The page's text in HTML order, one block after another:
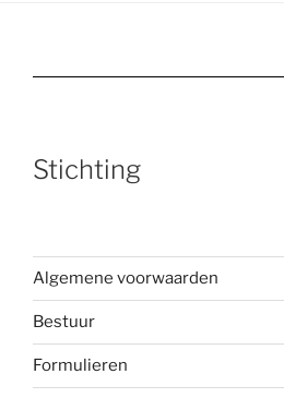
Stichting
Algemene voorwaarden
Bestuur
Formulieren